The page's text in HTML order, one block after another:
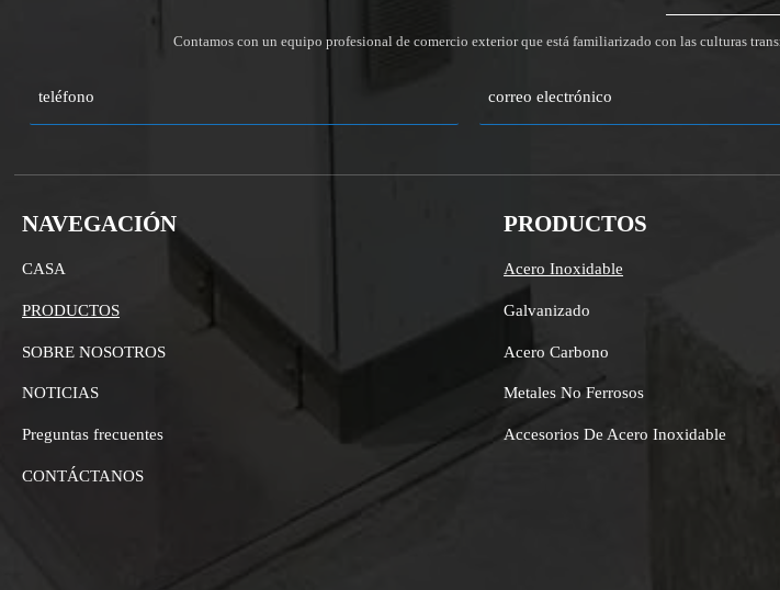
Contamos con un equipo profesional de comercio exterior que está familiarizado con las culturas
NAVEGACIÓN
CASA
PRODUCTOS
SOBRE NOSOTROS
NOTICIAS
Preguntas frecuentes
CONTÁCTANOS
PRODUCTOS
Acero Inoxidable
Galvanizado
Acero Carbono
Metales No Ferrosos
Accesorios De Acero Inoxidable